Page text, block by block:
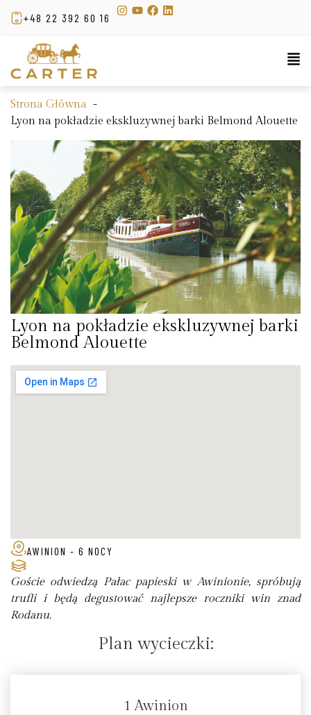
+48 22 392 60 16
Strona Główna
Lyon na pokładzie ekskluzywnej barki Belmond Alouette
Lyon na pokładzie ekskluzywnej barki
Belmond Alouette
AWINION - 6 NOCY
Goście odwiedzą Pałac papieski w Awinionie, spróbują
trufli i będą degustować najlepsze roczniki win znad
Rodanu.
Plan wycieczki:
1 Awinion